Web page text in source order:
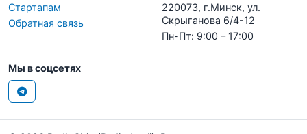
Стартапам
Обратная связь
220073, г.Минск, ул.
Скрыганова 6/4-12
Пн-Пт: 9:00 – 17:00
Мы в соцсетях